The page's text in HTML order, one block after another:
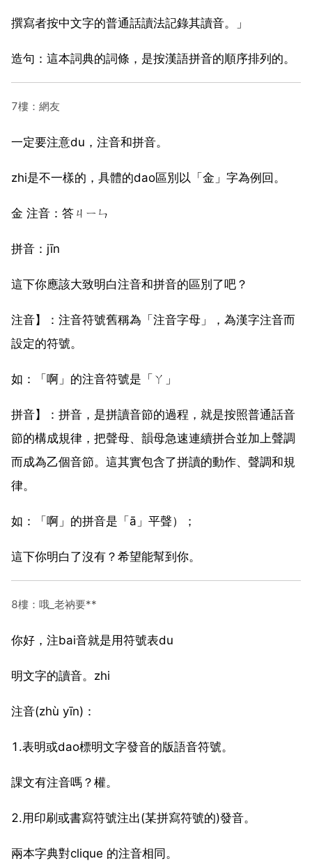
撰寫者按中文字的普通話讀法記錄其讀音。」
造句：這本詞典的詞條，是按漢語拼音的順序排列的。
7樓：網友
一定要注意du，注音和拼音。
zhi是不一樣的，具體的dao區別以「金」字為例回。
金 注音：答ㄐㄧㄣ
拼音：jīn
這下你應該大致明白注音和拼音的區別了吧？
注音】：注音符號舊稱為「注音字母」，為漢字注音而
設定的符號。
如：「啊」的注音符號是「ㄚ」
拼音】：拼音，是拼讀音節的過程，就是按照普通話音
節的構成規律，把聲母、韻母急速連續拼合並加上聲調
而成為乙個音節。這其實包含了拼讀的動作、聲調和規
律。
如：「啊」的拼音是「ā」平聲）；
這下你明白了沒有？希望能幫到你。
8樓：哦_老衲要**
你好，注bai音就是用符號表du
明文字的讀音。zhi
注音(zhù yīn)：
1.表明或dao標明文字發音的版語音符號。
課文有注音嗎？權。
2.用印刷或書寫符號注出(某拼寫符號的)發音。
兩本字典對clique 的注音相同。